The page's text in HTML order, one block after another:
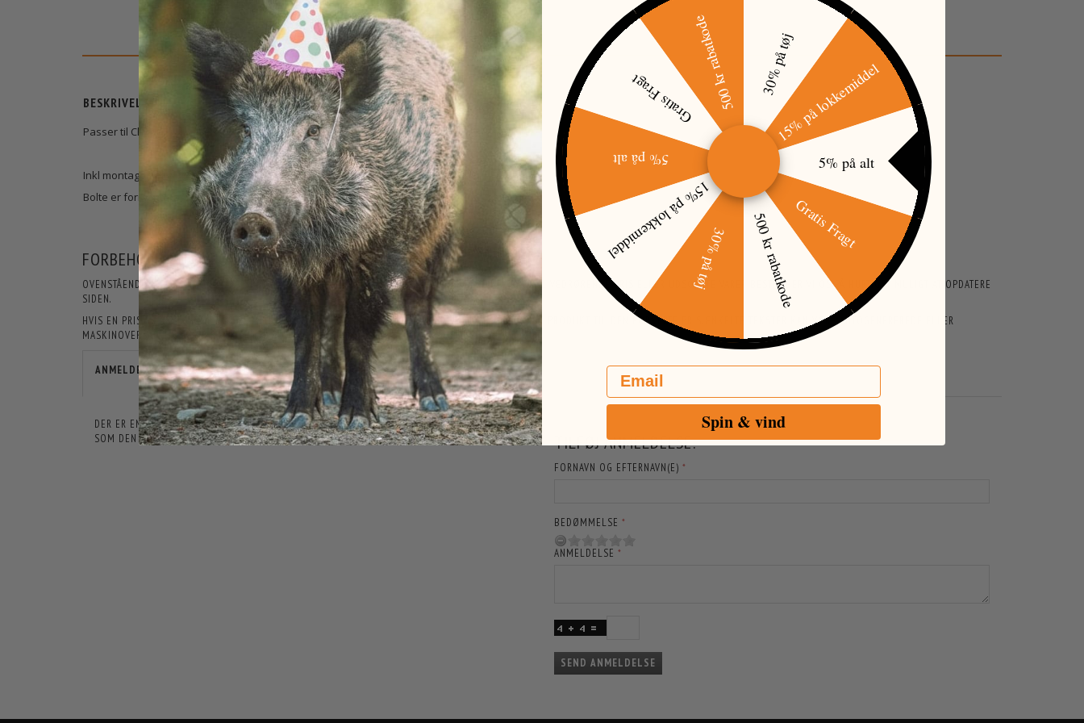
BESKRIVELSE
Passer til Chiron
Inkl montage bolte og spændingsnøgle
Bolte er formonteret med lim
FORBEHOLD FOR PRODUKTINFORMATION
OVENSTÅENDE INFORMATIONER OG SPECIFIKATIONER KAN LØBENDE ÆNDRES. I TILFÆLDE AF TRYKFEJL VEDRØRENDE PRIS ELLER UDSOLGTE VARER BESTRÆBER VI OS PÅ HURTIGST MULIGT AT OPDATERE
SIDEN.
HVIS EN PRIS ER ÅBENLYST FORKERT, ER JAGT-JAKT IKKE FORPLIGTET TIL AT LEVERE DET PÅGÆLDENDE PRODUKT TIL DEN FORKERTE PRIS. ENKELTE TEKSTER KAN VÆRE AUTOGENEREREDE ELLER
MASKINOVERSATTE, OG DER KAN DERFOR FOREKOMME TEKSTER, SOM VIRKER MISVISENDE.
ANMELDELSER
DER ER ENDNU IKKE NOGEN ANMELDELSER HER. VI VIL VÆRE GLADE FOR HVIS DU VIL ANMELDE
SOM DEN FØRSTE.
TILFØJ ANMELDELSE:
FORNAVN OG EFTERNAVN(E)
BEDØMMELSE
ANMELDELSE
SEND ANMELDELSE
30% på tøj
15% på lokkemiddel
5% på alt
Gratis Fragt
500 kr rabatkode
30% på tøj
15% på lokkemiddel
5% på alt
Gratis Fragt500 kr rabatkode
Email
Spin & vind